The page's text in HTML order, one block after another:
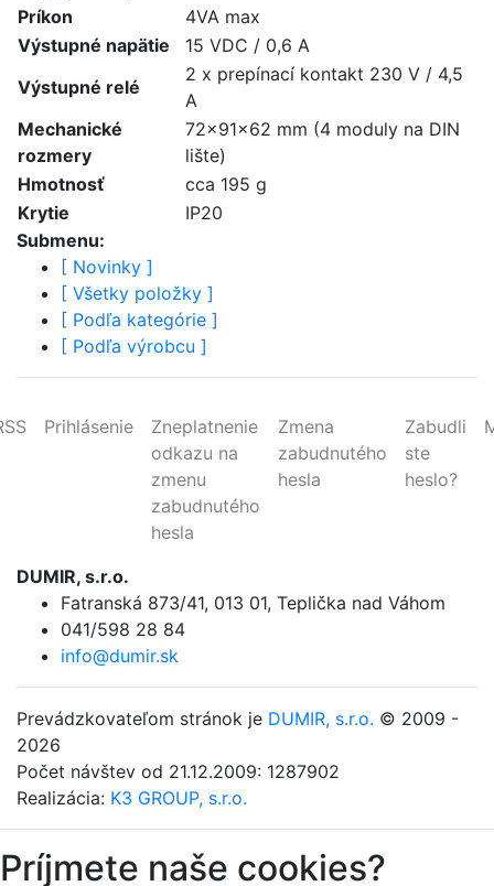
Submenu:
[ Novinky ]
[ Všetky položky ]
[ Podľa kategórie ]
[ Podľa výrobcu ]
Príkon
4VA max
Výstupné napätie
15 VDC / 0,6 A
Výstupné relé
2 x prepínací kontakt 230 V / 4,5
A
Mechanické
rozmery
72x91x62 mm (4 moduly na DIN
lište)
Hmotnosť
cca 195 g
Krytie
IP20
Prihlásenie
Zneplatnenie
odkazu na
zmenu
zabudnutého
hesla
Zmena
zabudnutého
hesla
Zabudli
ste
heslo?
DUMIR, s.r.o.
Fatranská 873/41, 013 01, Teplička nad Váhom
041/598 28 84
info@dumir.sk
Prevádzkovateľom stránok je DUMIR, s.r.o. © 2009 -
2026
Počet návštev od 21.12.2009: 1287902
Realizácia: K3 GROUP, s.r.o.
Príjmete naše cookies?